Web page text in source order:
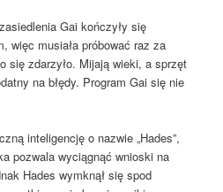
Gai kończyły się
więc musiała próbować raz za
się zdarzyło. Mijają wieki, a sprzęt
na błędy. Program Gai się nie
inteligencję o nazwie „Hades”,
pozwala wyciągnąć wnioski na
Hades wymknął się spod